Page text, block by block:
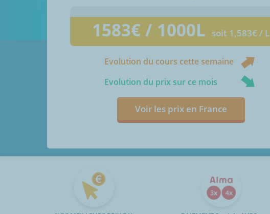
1583€ / 1000L soit 1,583€ / L
Evolution du cours cette semaine
Evolution du prix sur ce mois
Voir les prix en France